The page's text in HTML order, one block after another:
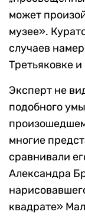
может
музее».
случаев
Третьяковке
Эксперт не
подобного
многие
сравнивали
Александра
квадрате»